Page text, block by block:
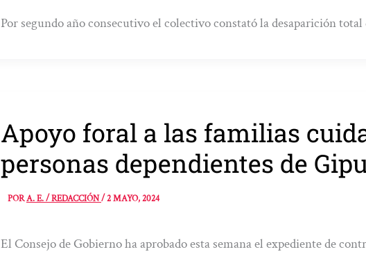
Por segundo año consecutivo el colectivo constató la desaparición total
Apoyo foral a las familias
personas dependientes de
PORA. E. / REDACCIÓN/2 MAYO, 2024
El Consejo de Gobierno ha aprobado esta semana el expediente de